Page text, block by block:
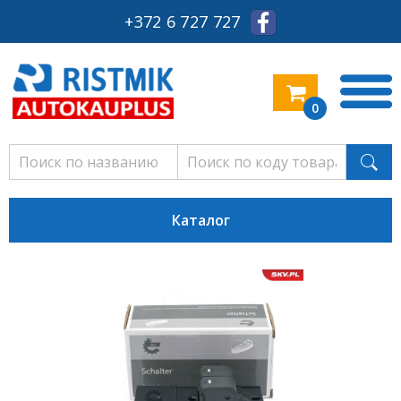
+372 6 727 727
0
Каталог